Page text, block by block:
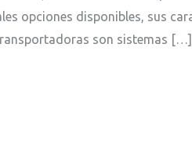
opciones disponibles, sus
son sistemas […]